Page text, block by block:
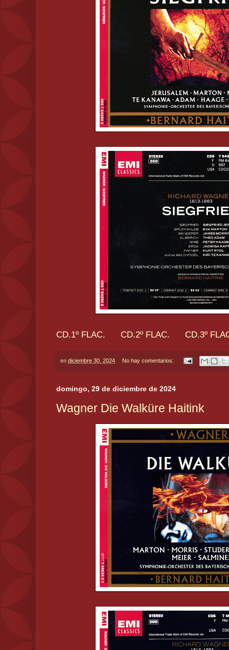
CD.1º FLAC. CD.2º FLAC. CD.3º
en diciembre 30, 2024 No hay comentarios:
domingo, 29 de diciembre de 2024
Wagner Die Walküre Haitink